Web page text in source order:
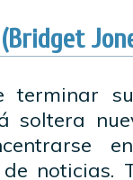
terminar
soltera
noticias.